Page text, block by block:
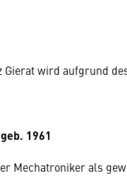
wird aufgrund
1961
Mechatroniker als